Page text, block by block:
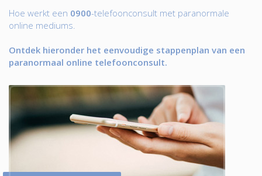
Hoe werkt een 0900-telefoonconsult met paranormale
online mediums.
Ontdek hieronder het eenvoudige stappenplan van een
paranormaal online telefoonconsult.